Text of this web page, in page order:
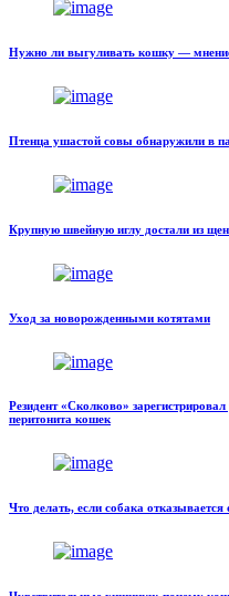
Нужно ли выгуливать кошку — мнение
Птенца ушастой совы обнаружили в
Крупную швейную иглу достали из
Уход за новорожденными котятами
Резидент «Сколково»
перитонита кошек
Что делать, если собака отказывается